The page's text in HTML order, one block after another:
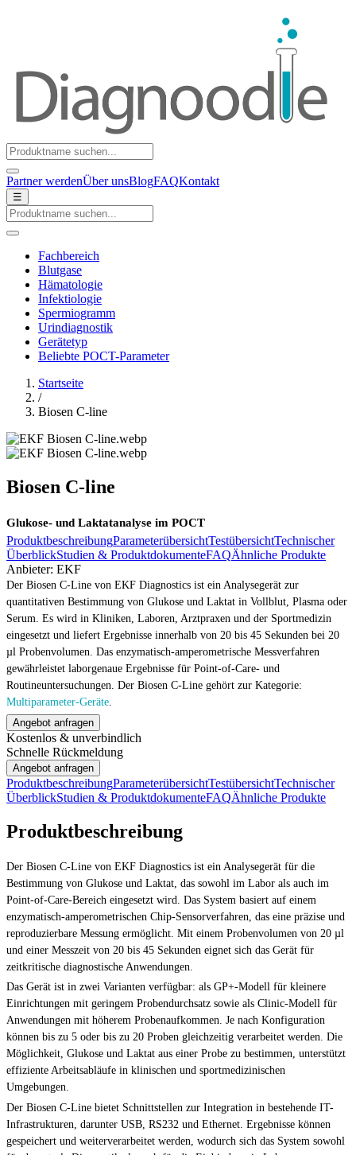
Partner werdenÜber unsBlogFAQKontakt
☰
Fachbereich
Blutgase
Hämatologie
Infektiologie
Spermiogramm
Urindiagnostik
Gerätetyp
Beliebte POCT-Parameter
Startseite
/
Biosen C-line
Biosen C-line
Glukose- und Laktatanalyse im POCT
ProduktbeschreibungParameterübersichtTestübersichtTechnischer
ÜberblickStudien & ProduktdokumenteFAQÄhnliche Produkte
Anbieter: EKF
Der Biosen C-Line von EKF Diagnostics ist ein Analysegerät zur
quantitativen Bestimmung von Glukose und Laktat in Vollblut, Plasma oder
Serum. Es wird in Kliniken, Laboren, Arztpraxen und der Sportmedizin
eingesetzt und liefert Ergebnisse innerhalb von 20 bis 45 Sekunden bei 20
µl Probenvolumen. Das enzymatisch-amperometrische Messverfahren
gewährleistet laborgenaue Ergebnisse für Point-of-Care- und
Routineuntersuchungen. Der Biosen C-Line gehört zur Kategorie:
Multiparameter-Geräte
Angebot anfragen
Kostenlos & unverbindlich
Schnelle Rückmeldung
Angebot anfragen
ProduktbeschreibungParameterübersichtTestübersichtTechnischer
ÜberblickStudien & ProduktdokumenteFAQÄhnliche Produkte
Produktbeschreibung
Der Biosen C-Line von EKF Diagnostics ist ein Analysegerät für die
Bestimmung von Glukose und Laktat, das sowohl im Labor als auch im
Point-of-Care-Bereich eingesetzt wird. Das System basiert auf einem
enzymatisch-amperometrischen Chip-Sensorverfahren, das eine präzise und
reproduzierbare Messung ermöglicht. Mit einem Probenvolumen von 20 µl
und einer Messzeit von 20 bis 45 Sekunden eignet sich das Gerät für
zeitkritische diagnostische Anwendungen.
Das Gerät ist in zwei Varianten verfügbar: als GP+-Modell für kleinere
Einrichtungen mit geringem Probendurchsatz sowie als Clinic-Modell für
Anwendungen mit höherem Probenaufkommen. Je nach Konfiguration
können bis zu 5 oder bis zu 20 Proben gleichzeitig verarbeitet werden. Die
Möglichkeit, Glukose und Laktat aus einer Probe zu bestimmen, unterstützt
effiziente Arbeitsabläufe in klinischen und sportmedizinischen
Umgebungen.
Der Biosen C-Line bietet Schnittstellen zur Integration in bestehende IT-
Infrastrukturen, darunter USB, RS232 und Ethernet. Ergebnisse können
gespeichert und weiterverarbeitet werden, wodurch sich das System sowohl